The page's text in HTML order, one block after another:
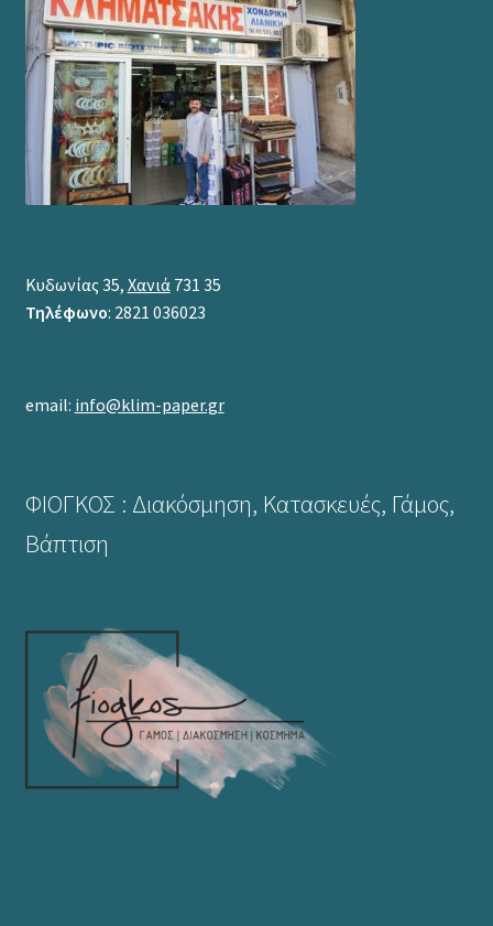
Κυδωνίας 35, Χανιά 731 35
Τηλέφωνο: 2821 036023
email: info@klim-paper.gr
ΦΙΟΓΚΟΣ : Διακόσμηση, Κατασκευές, Γάμος,
Βάπτιση